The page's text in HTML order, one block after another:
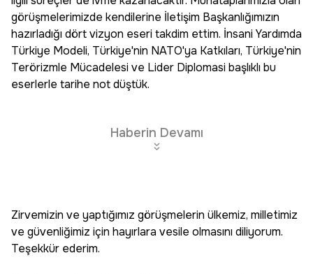
görüşmelerimizde kendilerine İletişim Başkanlığımızın
hazırladığı dört vizyon eseri takdim ettim. İnsani Yardımda
Türkiye Modeli, Türkiye'nin NATO'ya Katkıları, Türkiye'nin
Terörizmle Mücadelesi ve Lider Diplomasi başlıklı bu
eserlerle tarihe not düştük.
Haberin Devamı
Zirvemizin ve yaptığımız görüşmelerin ülkemiz, milletimiz
ve güvenliğimiz için hayırlara vesile olmasını diliyorum.
Teşekkür ederim.